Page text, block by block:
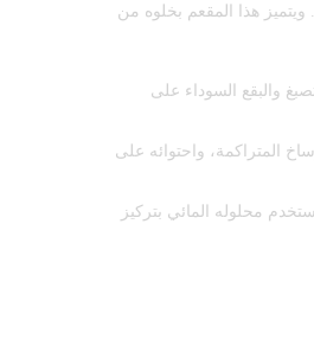
هذا المقعم بخلوه من
والبقع السوداء على
المتراكمة، واحتوائه على
محلوله المائي بتركيز